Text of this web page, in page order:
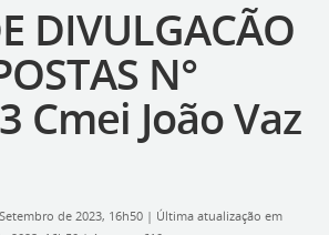
DIVULGACÃO
N°
Cmei João Vaz
de 2023, 16h50 | Última atualização em